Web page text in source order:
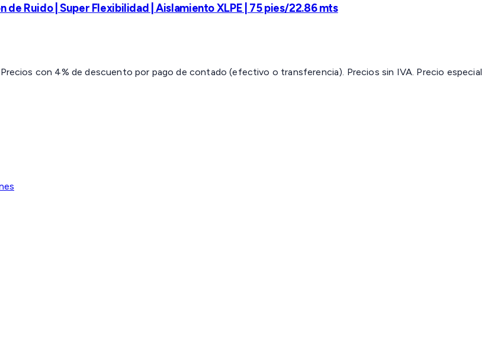
Ruido | Super Flexibilidad | Aislamiento XLPE | 75 pies/22.86 mts
con 4% de descuento por pago de contado (efectivo o transferencia). Precios sin IVA. Precio especial